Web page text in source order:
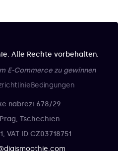
Alle Rechte vorbehalten.
E-Commerce zu gewinnen
Bedingungen
nabrezi 678/29
Tschechien
VAT ID CZ03718751